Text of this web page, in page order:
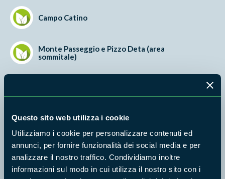
Questo sito web utilizza i cookie
Utilizziamo i cookie per personalizzare contenuti ed
annunci, per fornire funzionalità dei social media e per
analizzare il nostro traffico. Condividiamo inoltre
informazioni sul modo in cui utilizza il nostro sito con i
Campo Catino
Monte Passeggio e Pizzo Deta (area
sommitale)
Monte Passeggio e Pizzo Deta (versante Sud)
Castagneti di Fiuggi